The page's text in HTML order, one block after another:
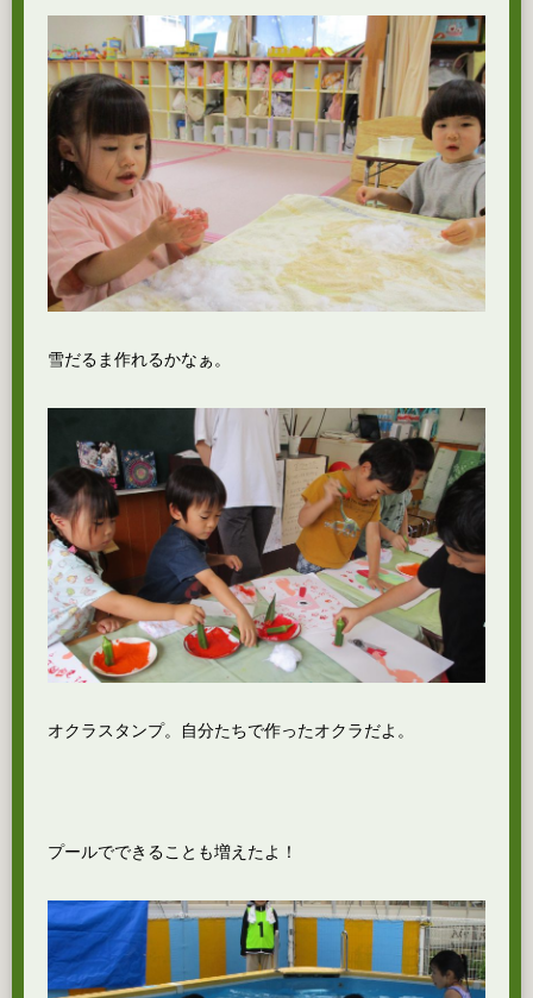
雪だるま作れるかなぁ。
オクラスタンプ。自分たちで作ったオクラだよ。
プールでできることも増えたよ！